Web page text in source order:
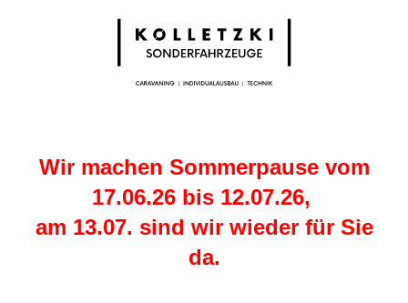
Wir machen Sommerpause vom
17.06.26 bis 12.07.26,
am 13.07. sind wir wieder für Sie
da.